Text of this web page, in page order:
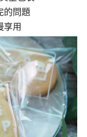
的問題
享用